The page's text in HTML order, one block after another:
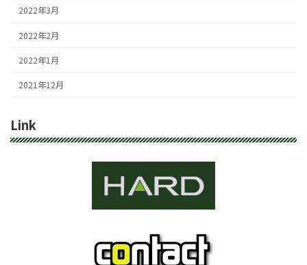
2022年3月
2022年2月
2022年1月
2021年12月
Link